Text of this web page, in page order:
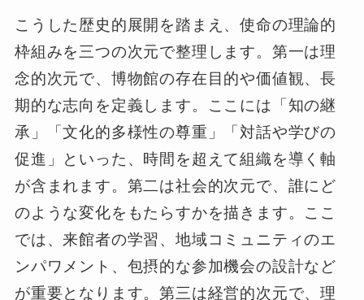
こうした歴史的展開を踏まえ、使命の理論的
枠組みを三つの次元で整理します。第一は理
念的次元で、博物館の存在目的や価値観、長
期的な志向を定義します。ここには「知の継
承」「文化的多様性の尊重」「対話や学びの
促進」といった、時間を超えて組織を導く軸
が含まれます。第二は社会的次元で、誰にど
のような変化をもたらすかを描きます。ここ
では、来館者の学習、地域コミュニティのエ
ンパワメント、包摂的な参加機会の設計など
が重要となります。第三は経営的次元で、理